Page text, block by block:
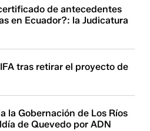
de antecedentes
en Ecuador?: la Judicatura
tras retirar el proyecto de
la Gobernación de Los Ríos
de Quevedo por ADN